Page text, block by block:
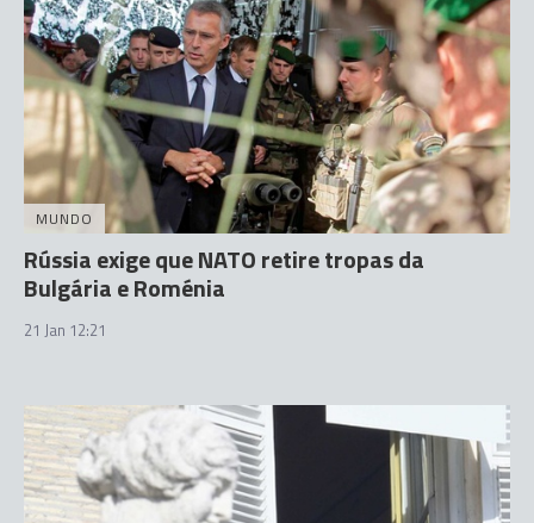
MUNDO
Rússia exige que NATO retire tropas da
Bulgária e Roménia
21 Jan 12:21